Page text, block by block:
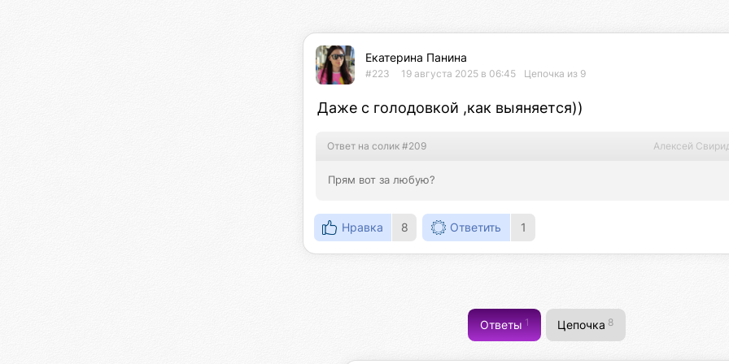
Екатерина Панина
#223 19 августа 2025 в 06:45 Цепочка из 9
Даже с голодовкой ,как выяняется))
Ответ на солик #209 Алексей
Прям вот за любую?
Нравка 8 Ответить 1
Ответы1 Цепочка8